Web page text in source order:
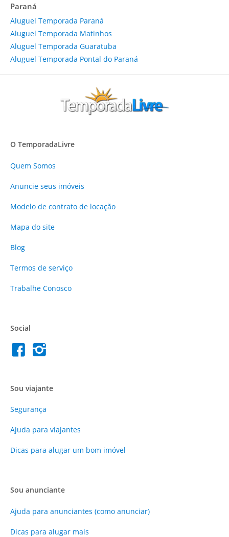
Paraná
Aluguel Temporada Paraná
Aluguel Temporada Matinhos
Aluguel Temporada Guaratuba
Aluguel Temporada Pontal do Paraná
O TemporadaLivre
Quem Somos
Anuncie seus imóveis
Modelo de contrato de locação
Mapa do site
Blog
Termos de serviço
Trabalhe Conosco
Social
Sou viajante
Segurança
Ajuda para viajantes
Dicas para alugar um bom imóvel
Sou anunciante
Ajuda para anunciantes (como anunciar)
Dicas para alugar mais